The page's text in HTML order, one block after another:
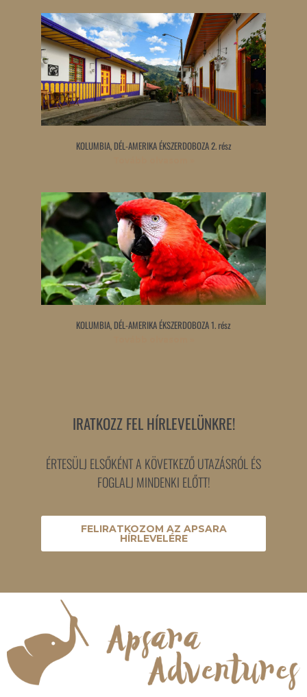
KOLUMBIA, DÉL-AMERIKA ÉKSZERDOBOZA 2. rész
KOLUMBIA, DÉL-AMERIKA ÉKSZERDOBOZA 1. rész
IRATKOZZ FEL HÍRLEVELÜNKRE!
ÉRTESÜLJ ELSŐKÉNT A KÖVETKEZŐ UTAZÁSRÓL ÉS
FOGLALJ MINDENKI ELŐTT!
FELIRATKOZOM AZ APSARA
HÍRLEVELÉRE